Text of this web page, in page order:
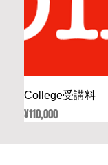
College受講料
Price
¥110,000